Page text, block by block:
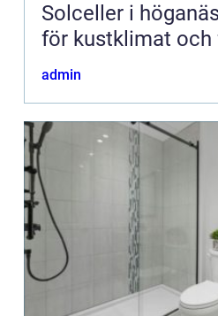
Solceller i höganäs smart
för kustklimat och
admin